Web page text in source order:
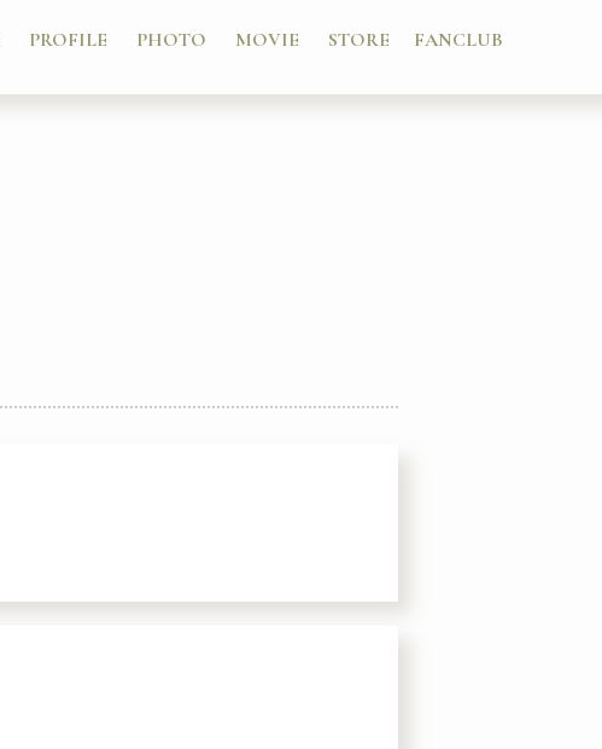
PROFILE PHOTO MOVIE STORE FANCLUB